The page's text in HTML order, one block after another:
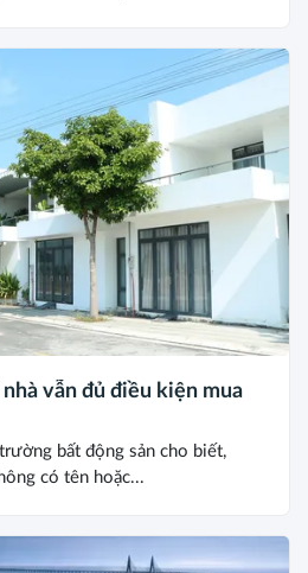
vẫn đủ điều kiện mua
bất động sản cho biết,
có tên hoặc...